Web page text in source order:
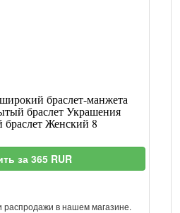
браслет-манжета
браслет Украшения
Женский 8
за 365 RUR
распродажи в нашем магазине.